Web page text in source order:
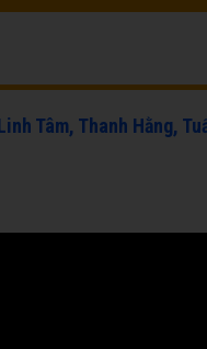
Tâm, Thanh Hằng,